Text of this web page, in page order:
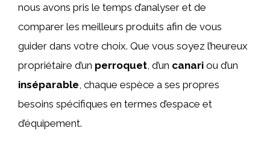
nous avons pris le temps d’analyser et de
comparer les meilleurs produits afin de vous
guider dans votre choix. Que vous soyez l’heureux
propriétaire d’un perroquet , d’un canari ou d’un
inséparable , chaque espèce a ses propres
besoins spécifiques en termes d’espace et
d’équipement.